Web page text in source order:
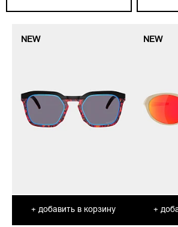
NEW
+ добавить в корзину
NEW
+